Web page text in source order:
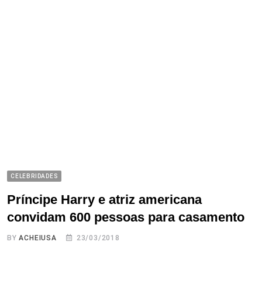
CELEBRIDADES
Príncipe Harry e atriz americana
convidam 600 pessoas para casamento
BYACHEIUSA 23/03/2018